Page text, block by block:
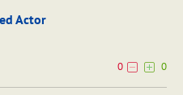
Actor
0
0